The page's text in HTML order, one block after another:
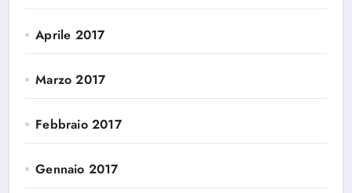
Aprile 2017
Marzo 2017
Febbraio 2017
Gennaio 2017